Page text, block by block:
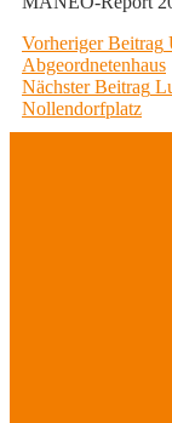
Vorheriger Beitrag
Abgeordnetenhaus
Nächster Beitrag
Nollendorfplatz